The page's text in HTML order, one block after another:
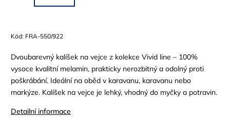
Kód: FRA-550/922
Dvoubarevný kalíšek na vejce z kolekce Vivid line – 100%
vysoce kvalitní melamin, prakticky nerozbitný a odolný proti
poškrábání. Ideální na oběd v karavanu, karavanu nebo
markýze. Kalíšek na vejce je lehký, vhodný do myčky a potravin.
Detailní informace